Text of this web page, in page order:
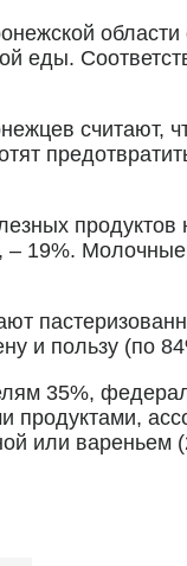
еды.
считают,
– 19%.
и пользу (по
35%,
продуктами,
или вареньем